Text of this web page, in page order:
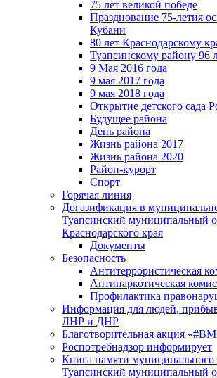
75 лет великой победе
Празднование 75-летия
Кубани
80 лет Краснодарскому
Туапсинскому району 96
9 Мая 2016 года
9 мая 2017 года
9 мая 2018 года
Открытие детского сада
Будущее района
День района
Жизнь района 2017
Жизнь района 2020
Район-курорт
Спорт
Горячая линия
Догазификация в
Туапсинский муниципальный
Краснодарского края
Документы
Безопасность
Антитеррористическая
Антинаркотическая
Профилактика
Информация для людей,
ЛНР и ДНР
Благотворительная акция
Роспотребнадзор информирует
Книга памяти муниципального
Туапсинский муниципальный